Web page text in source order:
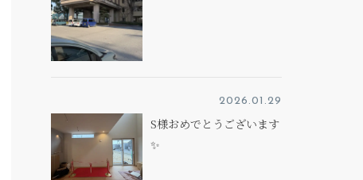
2026.01.29
S様おめでとうございます
✨